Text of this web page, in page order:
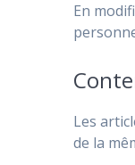
En
Les
de la